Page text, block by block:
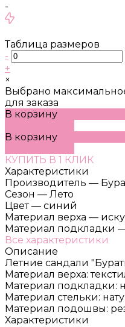
-
Таблица размеров
-
+
×
Выбрано
для заказа
В корзину
В корзину
КУПИТЬ В 1 КЛИК
Характеристики
Производитель —
Сезон — Лето
Цвет — синий
Материал верха —
Материал подкладки
Все характеристики
Описание
Летние сандали
Материал верха:
Материал подкладки:
Материал стельки:
Материал подошвы:
Характеристики